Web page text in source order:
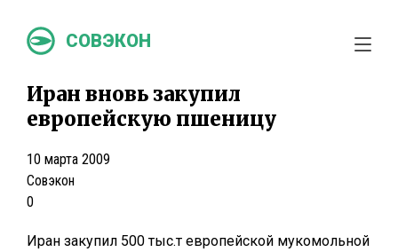
СОВЭКОН
Иран вновь закупил
европейскую пшеницу
10 марта 2009
Совэкон
0
Иран закупил 500 тыс.т европейской мукомольной